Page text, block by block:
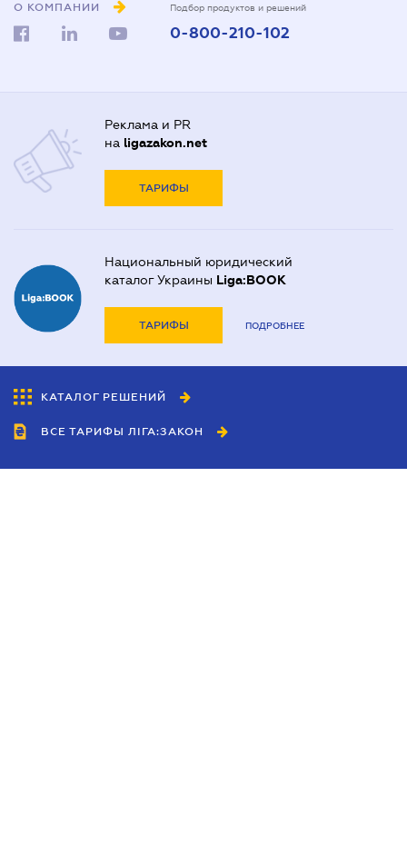
О КОМПАНИИ Подбор продуктов и решений
0-800-210-102
Реклама и PR
на ligazakon.net
ТАРИФЫ
Национальный юридический
каталог Украины Liga:BOOK
ТАРИФЫ ПОДРОБНЕЕ
КАТАЛОГ РЕШЕНИЙ
ВСЕ ТАРИФЫ ЛІГА:ЗАКОН